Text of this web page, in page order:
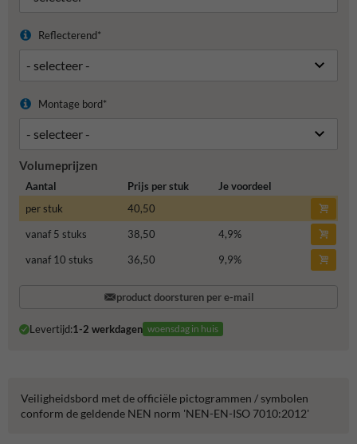
Reflecterend*
Montage bord*
Volumeprijzen
Aantal Prijs per stuk
Je voordeel
per stuk
40,50
vanaf 5 stuks
38,50 4,9%
vanaf 10 stuks
36,50 9,9%
product doorsturen per e-mail
Levertijd:1-2 werkdagen woensdag in huis
Veiligheidsbord met de officiële pictogrammen / symbolen
conform de geldende NEN norm 'NEN-EN-ISO 7010:2012'